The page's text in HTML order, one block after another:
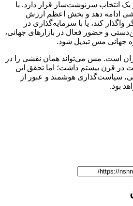
انتخاب سرنوشت‌ساز قرار دارد. یا
ادامه دهد و بخش اعظم ارزش
واگذار کند، یا با سرمایه‌گذاری در
و حضور فعال در بازارهای جهانی،
جهانی مس تبدیل شود.
است. مس می‌تواند همان نقشی را در
نفت در قرن بیستم داشت؛ اما تحقق این
سیاست‌گذاری هوشمند و عبور از
بود.